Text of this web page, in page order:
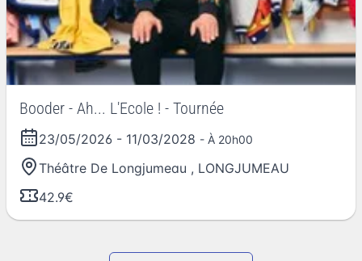
Booder - Ah... L'Ecole ! - Tournée
23/05/2026 - 11/03/2028 - À 20h00
Théâtre De Longjumeau , LONGJUMEAU
42.9€